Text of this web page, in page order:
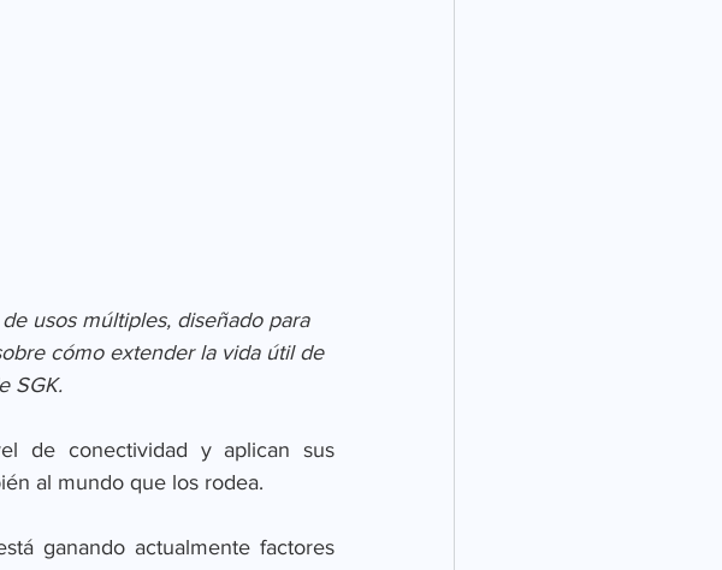
usos múltiples, diseñado para
cómo extender la vida útil de
SGK.
de conectividad y aplican sus
al mundo que los rodea.
ganando actualmente factores